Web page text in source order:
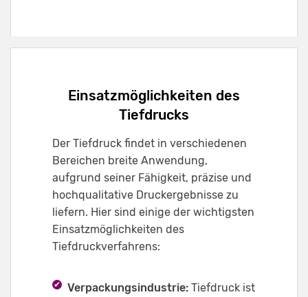
Einsatzmöglichkeiten des
Tiefdrucks
Der Tiefdruck findet in verschiedenen
Bereichen breite Anwendung,
aufgrund seiner Fähigkeit, präzise und
hochqualitative Druckergebnisse zu
liefern. Hier sind einige der wichtigsten
Einsatzmöglichkeiten des
Tiefdruckverfahrens:
Verpackungsindustrie: Tiefdruck ist